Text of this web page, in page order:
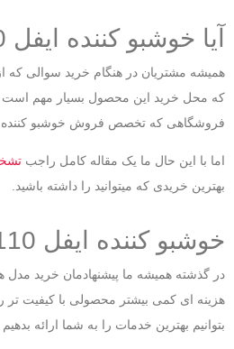
آیا خوشبو کننده ایفل 110 میل اصل است؟
همیشه مشتریان در هنگام خرید سوالی که
که محل خرید این محصول بسیار مهم است
فروشگاهی که تخصص فروش خوشبو کننده
اما با این حال ما یک مقاله کامل راجب
بهترین خریدی که میتوانید را داشته باشید.
خوشبو کننده ایفل 110 میل بخرم یا 120 میل
هزینه ای کمی بیشتر محصولی با کیفیت تر را
بتوانیم بهترین خدمات را به شما ارائه بدهیم